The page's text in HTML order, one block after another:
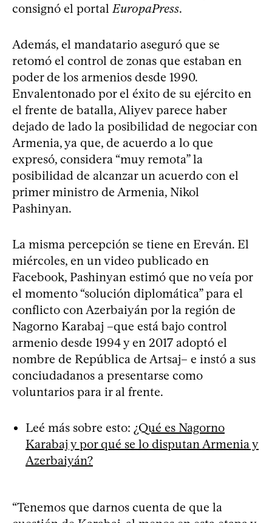
consignó el portalEuropaPress.
Además, el mandatario aseguró que se
retomó el control de zonas que estaban en
poder de los armenios desde 1990.
Envalentonado por el éxito de su ejército en
el frente de batalla, Aliyev parece haber
dejado de lado la posibilidad de negociar con
Armenia, ya que, de acuerdo a lo que
expresó, considera “muy remota” la
posibilidad de alcanzar un acuerdo con el
primer ministro de Armenia, Nikol
Pashinyan.
La misma percepción se tiene en Ereván. El
miércoles, en un video publicado en
Facebook, Pashinyan estimó que no veía por
el momento “solución diplomática” para el
conflicto con Azerbaiyán por la región de
Nagorno Karabaj –que está bajo control
armenio desde 1994 y en 2017 adoptó el
nombre de República de Artsaj– e instó a sus
conciudadanos a presentarse como
voluntarios para ir al frente.
Leé más sobre esto: ¿Qué es Nagorno
Karabaj y por qué se lo disputan Armenia y
Azerbaiyán?
“Tenemos que darnos cuenta de que la